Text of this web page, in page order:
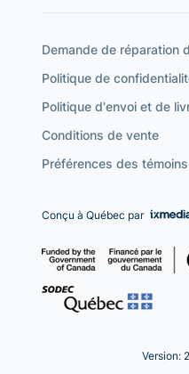
Demande de réparation
Politique de
Politique d'envoi et de
Conditions de vente
Préférences des témoins
Conçu à Québec par
Version: